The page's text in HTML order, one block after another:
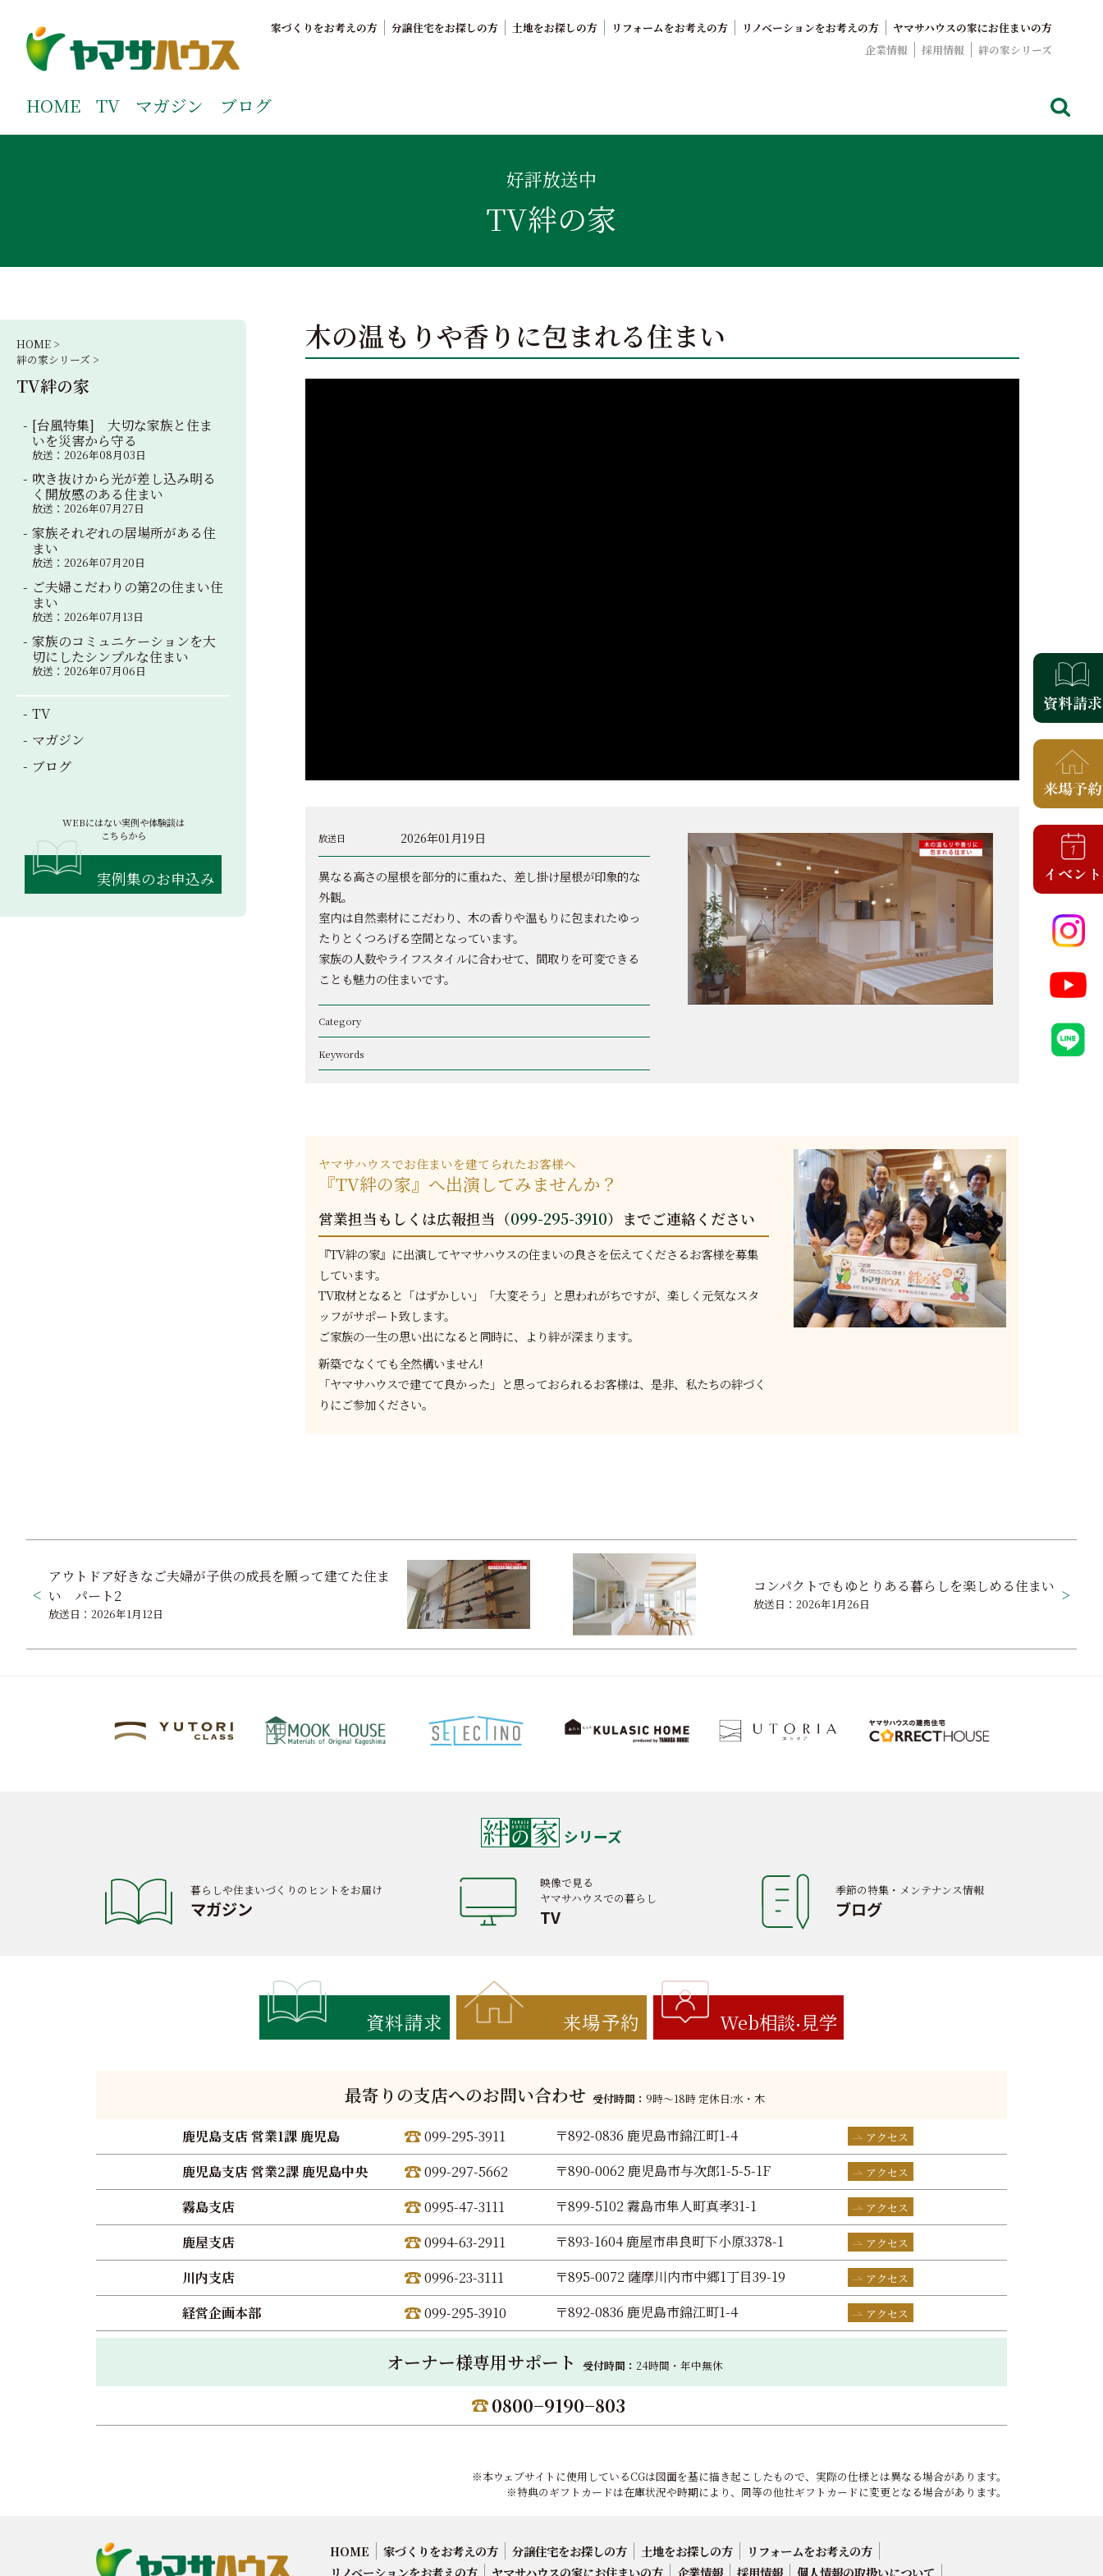
ご覧ください。
家づくりをお考えの方 分譲住宅をお探しの方 土地をお探しの方 リフォームをお考えの方 リノベーションをお考えの方
ヤマサハウスの家にお住まいの方
企業情報
採用情報 絆の家シリーズ
HOME TV マガジン ブログ
好評放送中
TV絆の家
木の温もりや香りに包まれる住まい
放送日 2026年01月19日
異なる高さの屋根を部分的に重ねた、差し掛け屋根が印象的な
外観。
室内は自然素材にこだわり、木の香りや温もりに包まれたゆっ
たりとくつろげる空間となっています。
家族の人数やライフスタイルに合わせて、間取りを可変できる
ことも魅力の住まいです。
Category
Keywords
ヤマサハウスでお住まいを建てられたお客様へ
『TV絆の家』へ出演してみませんか？
営業担当もしくは広報担当（099-295-3910）までご連絡ください
『TV絆の家』に出演してヤマサハウスの住まいの良さを伝えてくださるお客様を募集
しています。
TV取材となると「はずかしい」「大変そう」と思われがちですが、楽しく元気なスタ
ッフがサポート致します。
ご家族の一生の思い出になると同時に、より絆が深まります。
新築でなくても全然構いません!
「ヤマサハウスで建てて良かった」と思っておられるお客様は、是非、私たちの絆づく
りにご参加ください。
HOME >
絆の家シリーズ >
TV絆の家
[台風特集] 大切な家族と住ま
いを災害から守る
放送：2026年08月03日
吹き抜けから光が差し込み明る
く開放感のある住まい
放送：2026年07月27日
家族それぞれの居場所がある住
まい
放送：2026年07月20日
ご夫婦こだわりの第2の住まい住
まい
放送：2026年07月13日
家族のコミュニケーションを大
切にしたシンプルな住まい
放送：2026年07月06日
TV
マガジン
ブログ
WEBにはない実例や体験談は
こちらから
実例集のお申込み
稿
ナ
ビ
アウトドア好きなご夫婦が子供の成長を願って建てた住ま
い パート2
放送日：2026年1月12日
コンパクトでもゆとりある暮らしを楽しめる住まい
放送日：2026年1月26日
シリーズ
暮らしや住まいづくりのヒントをお届け
マガジン
映像で見る
ヤマサハウスでの暮らし
TV
季節の特集・メンテナンス情報
ブログ
資料請求 来場予約 Web相談 見学
最寄りの支店へのお問い合わせ 受付時間： 9時〜18時 定休日:水・木
鹿児島支店 営業1課 鹿児島 099-295-3911 〒892-0836 鹿児島市錦江町1-4 アクセス
鹿児島支店 営業2課 鹿児島中央 099-297-5662 〒890-0062 鹿児島市与次郎1-5-5-1F アクセス
霧島支店 0995-47-3111 〒899-5102 霧島市隼人町真孝31-1 アクセス
鹿屋支店 0994-63-2911 〒893-1604 鹿屋市串良町下小原3378-1 アクセス
川内支店 0996-23-3111 〒895-0072 薩摩川内市中郷1丁目39-19 アクセス
経営企画本部 099-295-3910 〒892-0836 鹿児島市錦江町1-4 アクセス
オーナー様専用サポート 受付時間： 24時間・年中無休
0800−9190−803
※本ウェブサイトに使用しているCGは図面を基に描き起こしたもので、実際の仕様とは異なる場合があります。
※特典のギフトカードは在庫状況や時期により、同等の他社ギフトカードに変更となる場合があります。
HOME 家づくりをお考えの方 分譲住宅をお探しの方 土地をお探しの方
リフォームをお考えの方
リノベーションをお考えの方
ヤマサハウスの家にお住まいの方 企業情報 採用情報 個人情報の取扱いについて